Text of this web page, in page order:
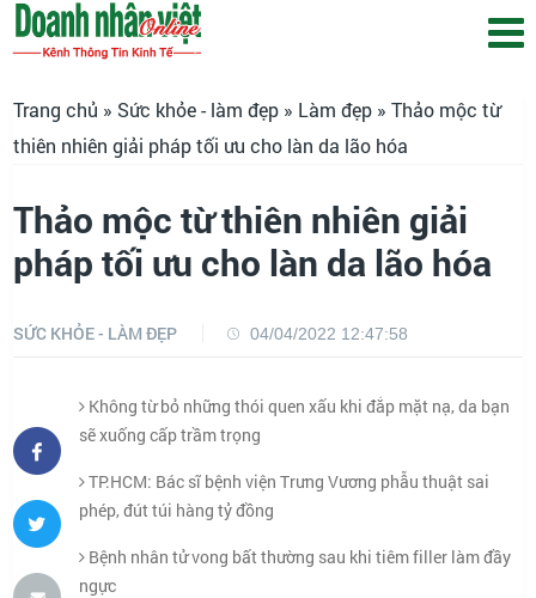
Trang chủ » Sức khỏe - làm đẹp » Làm đẹp » Thảo mộc từ
thiên nhiên giải pháp tối ưu cho làn da lão hóa
Thảo mộc từ thiên nhiên giải
pháp tối ưu cho làn da lão hóa
SỨC KHỎE - LÀM ĐẸP 04/04/2022 12:47:58
Không từ bỏ những thói quen xấu khi đắp mặt nạ, da bạn
sẽ xuống cấp trầm trọng
TP.HCM: Bác sĩ bệnh viện Trưng Vương phẫu thuật sai
phép, đút túi hàng tỷ đồng
Bệnh nhân tử vong bất thường sau khi tiêm filler làm đầy
ngực